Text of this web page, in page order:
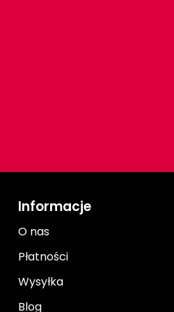
Informacje
O nas
Płatności
Wysyłka
Blog